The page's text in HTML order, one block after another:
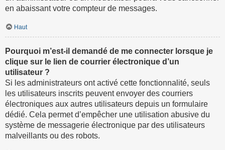
en abaissant votre compteur de messages.
Haut
Pourquoi m’est-il demandé de me connecter lorsque je
clique sur le lien de courrier électronique d’un
utilisateur ?
Si les administrateurs ont activé cette fonctionnalité, seuls
les utilisateurs inscrits peuvent envoyer des courriers
électroniques aux autres utilisateurs depuis un formulaire
dédié. Cela permet d’empêcher une utilisation abusive du
système de messagerie électronique par des utilisateurs
malveillants ou des robots.